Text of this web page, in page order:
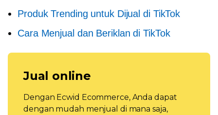
Produk Trending untuk Dijual di TikTok
Cara Menjual dan Beriklan di TikTok
Jual online
Dengan Ecwid Ecommerce, Anda dapat
dengan mudah menjual di mana saja,